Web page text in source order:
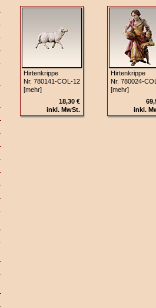
Hirtenkrippe
Nr. 780141‑COL‑12
[mehr]
18,30 €
inkl. MwSt.
Hirtenkrippe
Nr.
[mehr]
inkl.